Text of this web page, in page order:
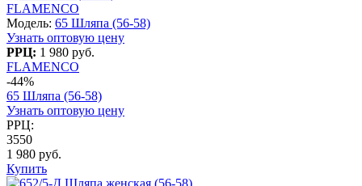
FLAMENCO
Модель: 65 Шляпа (56-58)
Узнать оптовую цену
РРЦ: 1 980 руб.
FLAMENCO
-44%
65 Шляпа (56-58)
Узнать оптовую цену
РРЦ:
3550
1 980 руб.
Купить